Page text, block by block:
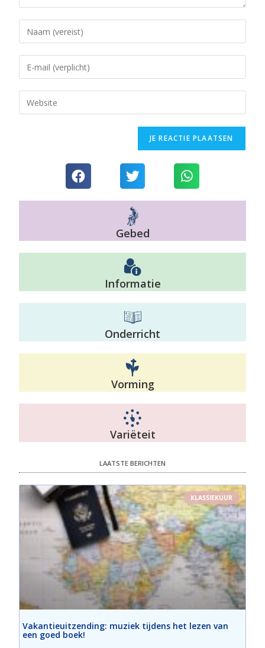
Gebed
Informatie
Onderricht
Vorming
Variëteit
LAATSTE BERICHTEN
KLASSIEKUUR
Vakantieuitzending: muziek tijdens het lezen van
een goed boek!